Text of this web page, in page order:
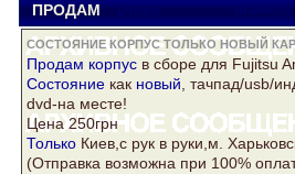
ПРОДАМ Drake
СОСТОЯНИЕ КОРПУС ТОЛЬКО НОВЫЙ
Продам корпус в сборе для Fujitsu
Состояние как новый , тачпад/usb/
dvd-на месте!
Цена 250грн
Только Киев,с рук в руки,м.
(Отправка возможна при 100%